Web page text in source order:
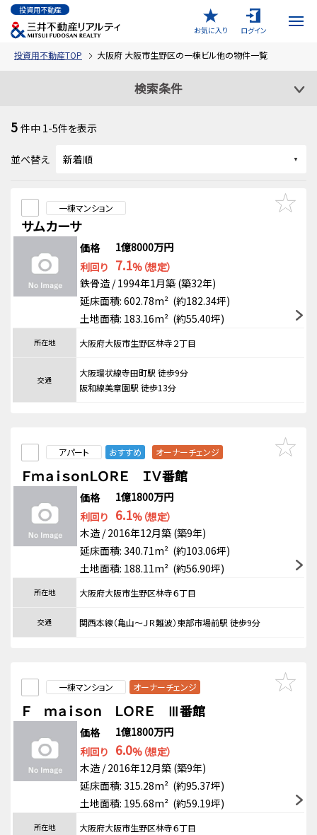
投資用不動産
お気に入り
ログイン
投資用不動産TOP 大阪府 大阪市生野区の一棟ビル他の物件一覧
検索条件
5 件中 1-5件を表示
並べ替え
一棟マンション
サムカーサ
価格
1億8000万円
利回り 7.1%（想定）
鉄骨造 / 1994年1月築 (築32年)
延床面積: 602.78m² (約182.34坪)
土地面積: 183.16m² (約55.40坪)
所在地 大阪府大阪市生野区林寺２丁目
交通
大阪環状線寺田町駅 徒歩9分
阪和線美章園駅 徒歩13分
アパート おすすめ オーナーチェンジ
ＦｍａｉｓｏｎＬＯＲＥ ＩＶ番館
価格
1億1800万円
利回り 6.1%（想定）
木造 / 2016年12月築 (築9年)
延床面積: 340.71m² (約103.06坪)
土地面積: 188.11m² (約56.90坪)
所在地 大阪府大阪市生野区林寺６丁目
交通 関西本線（亀山～ＪＲ難波）東部市場前駅 徒歩9分
一棟マンション オーナーチェンジ
Ｆ ｍａｉｓｏｎ ＬＯＲＥ Ⅲ番館
価格
1億1800万円
利回り 6.0%（想定）
木造 / 2016年12月築 (築9年)
延床面積: 315.28m² (約95.37坪)
土地面積: 195.68m² (約59.19坪)
所在地 大阪府大阪市生野区林寺６丁目